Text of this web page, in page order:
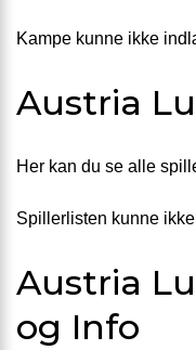
Kampe kunne ikke
Austria
Her kan du se alle
Spillerlisten kunne
Austria
og Info